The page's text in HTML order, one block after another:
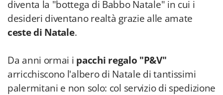
diventa la "bottega di Babbo Natale" in cui i
desideri diventano realtà grazie alle amate
ceste di Natale.
Da anni ormai i pacchi regalo "P&V"
arricchiscono l'albero di Natale di tantissimi
palermitani e non solo: col servizio di spedizione